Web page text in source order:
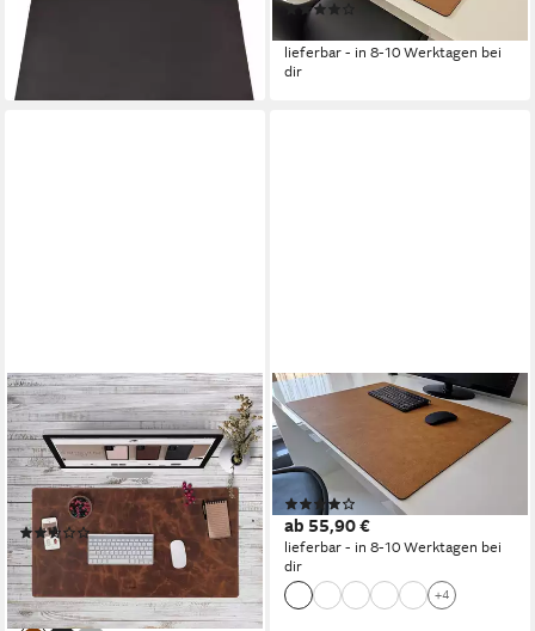
(1)
lieferbar - in 8-10 Werktagen bei
dir
SOLO PELLE
Schreibtischunterlage
Handgefertigte
Schreibunterlage aus Leder -
Unterlage (48cm x 90cm)
(2)
149,00 € UVP199,00 €
-25%
lieferbar - in 6-7 Werktagen bei dir
PROFI MATS
Schreibtischunterlage Just
Kunst Leder in 3 Grössen und
in 7 Farben
ab 55,90 €
lieferbar - in 8-10 Werktagen bei
dir
+4